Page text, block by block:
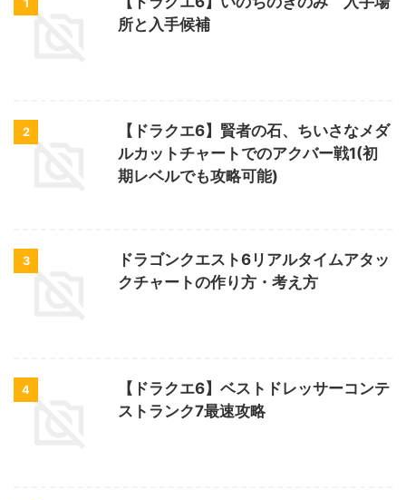
1
所と入手候補
2
【ドラクエ6】賢者の石、ちいさなメダ
ルカットチャートでのアクバー戦1(初
期レベルでも攻略可能)
3
ドラゴンクエスト6リアルタイムアタッ
クチャートの作り方・考え方
4
【ドラクエ6】ベストドレッサーコンテ
ストランク7最速攻略